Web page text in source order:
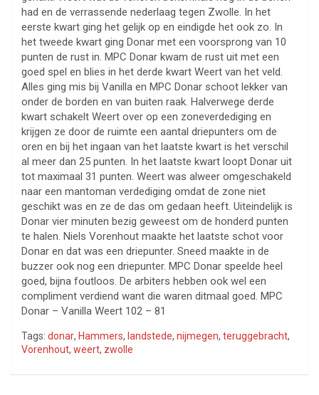
had en de verrassende nederlaag tegen Zwolle. In het
eerste kwart ging het gelijk op en eindigde het ook zo. In
het tweede kwart ging Donar met een voorsprong van 10
punten de rust in. MPC Donar kwam de rust uit met een
goed spel en blies in het derde kwart Weert van het veld.
Alles ging mis bij Vanilla en MPC Donar schoot lekker van
onder de borden en van buiten raak. Halverwege derde
kwart schakelt Weert over op een zoneverdediging en
krijgen ze door de ruimte een aantal driepunters om de
oren en bij het ingaan van het laatste kwart is het verschil
al meer dan 25 punten. In het laatste kwart loopt Donar uit
tot maximaal 31 punten. Weert was alweer omgeschakeld
naar een mantoman verdediging omdat de zone niet
geschikt was en ze de das om gedaan heeft. Uiteindelijk is
Donar vier minuten bezig geweest om de honderd punten
te halen. Niels Vorenhout maakte het laatste schot voor
Donar en dat was een driepunter. Sneed maakte in de
buzzer ook nog een driepunter. MPC Donar speelde heel
goed, bijna foutloos. De arbiters hebben ook wel een
compliment verdiend want die waren ditmaal goed. MPC
Donar – Vanilla Weert 102 – 81
Tags: donar, Hammers, landstede, nijmegen, teruggebracht,
Vorenhout, weert, zwolle